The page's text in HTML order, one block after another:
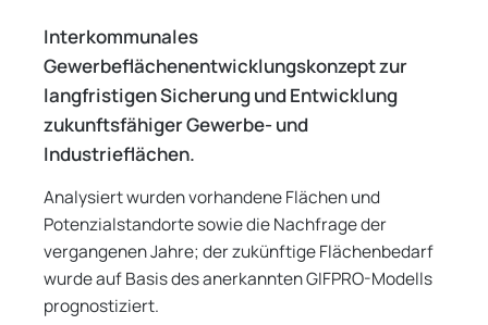
Interkommunales
Gewerbeflächenentwicklungskonzept zur
langfristigen Sicherung und Entwicklung
zukunftsfähiger Gewerbe- und
Industrieflächen.
Analysiert wurden vorhandene Flächen und
Potenzialstandorte sowie die Nachfrage der
vergangenen Jahre; der zukünftige Flächenbedarf
wurde auf Basis des anerkannten GIFPRO-Modells
prognostiziert.